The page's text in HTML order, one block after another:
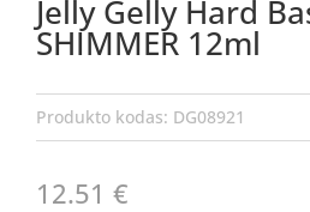
Jelly Gelly Hard
SHIMMER 12ml
Produkto kodas: DG08921
12.51 €